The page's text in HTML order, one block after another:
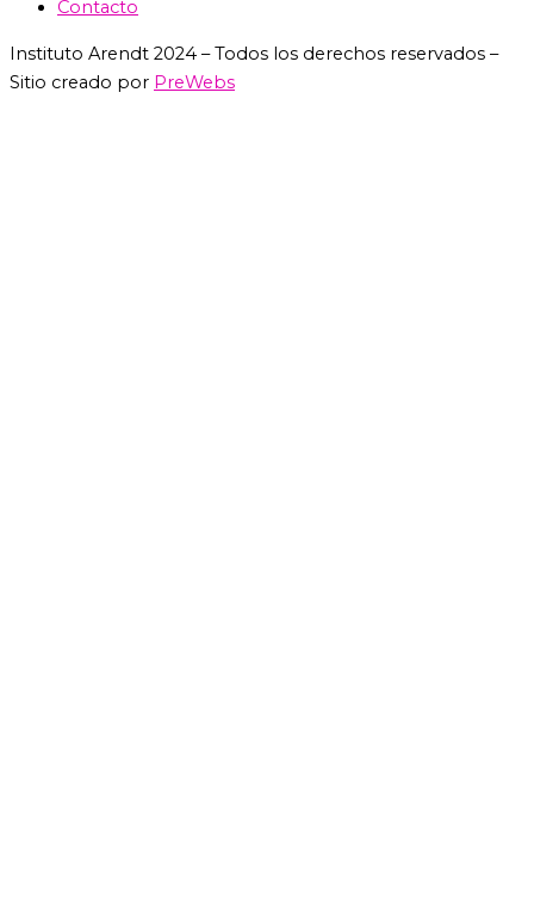
Contacto
Instituto Arendt 2024 – Todos los derechos reservados –
Sitio creado por PreWebs